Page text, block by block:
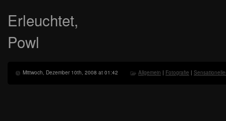
Erleuchtet,
Powl
Mittwoch, Dezember 10th, 2008 at 01:42 Allgemein | Fotografie |